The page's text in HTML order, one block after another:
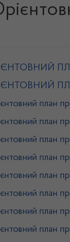
ПЛАН
ПЛАН
план
план
план
план
план
план
план
план